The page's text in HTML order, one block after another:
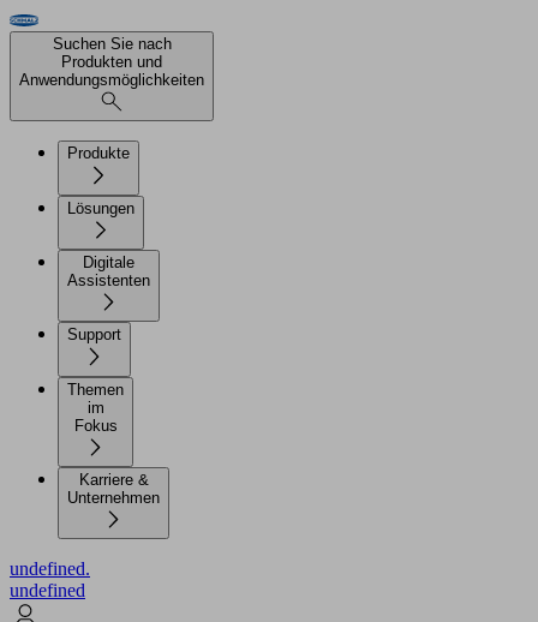
Suchen Sie nach
Produkten und
Anwendungsmöglichkeiten
Produkte
Lösungen
Digitale
Assistenten
Support
Themen
im
Karriere &
Unternehmen
undefined.
undefined